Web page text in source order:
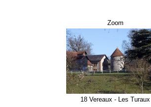
Zoom
18 Vereaux - Les Turaux